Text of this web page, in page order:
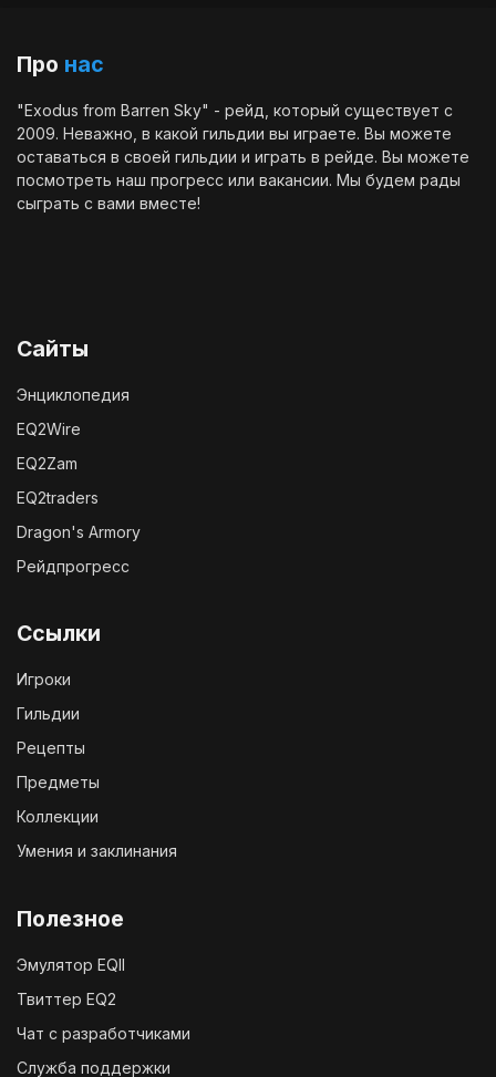
Про нас
"Exodus from Barren Sky" - рейд, который существует с
2009. Неважно, в какой гильдии вы играете. Вы можете
оставаться в своей гильдии и играть в рейде. Вы можете
посмотреть наш прогресс или вакансии. Мы будем рады
сыграть с вами вместе!
Сайты
Энциклопедия
EQ2Wire
EQ2Zam
EQ2traders
Dragon's Armory
Рейдпрогресс
Ссылки
Игроки
Гильдии
Рецепты
Предметы
Коллекции
Умения и заклинания
Полезное
Эмулятор EQII
Твиттер EQ2
Чат с разработчиками
Служба поддержки